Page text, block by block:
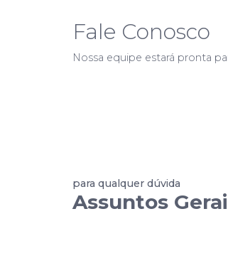
Fale Conosco
Nossa equipe estará pronta
para qualquer dúvida
Assuntos